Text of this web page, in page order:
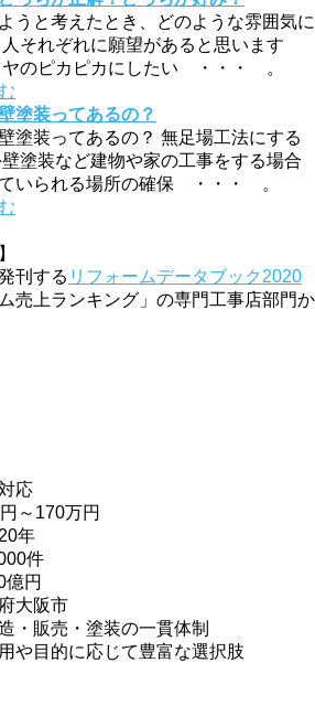
うと考えたとき、どのような雰囲気に
それぞれに願望があると思います
のピカピカにしたい ・・・ 。
塗装ってあるの？
塗装ってあるの？ 無足場工法にする
塗装など建物や家の工事をする場合
いられる場所の確保 ・・・ 。
刊する リフォームデータブック2020
売上ランキング」の専門工事店部門か
応
～170万円
年
件
億円
大阪市
造・販売・塗装の一貫体制
用や目的に応じて豊富な選択肢